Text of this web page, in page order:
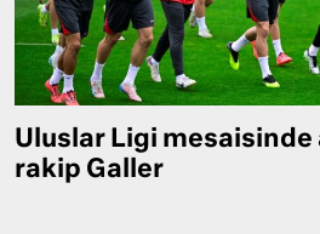
Uluslar Ligi mesaisinde
rakip Galler